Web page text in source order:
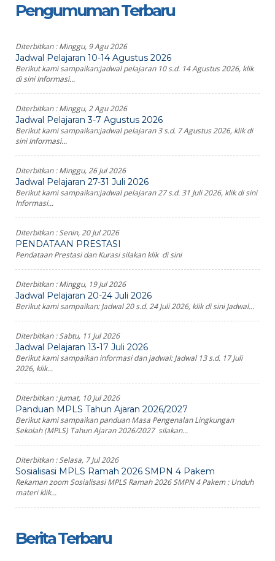
Pengumuman Terbaru
Diterbitkan :Minggu, 9 Agu 2026
Jadwal Pelajaran 10-14 Agustus 2026
Berikut kami sampaikan:jadwal pelajaran 10 s.d. 14 Agustus 2026, klik
di sini Informasi...
Diterbitkan :Minggu, 2 Agu 2026
Jadwal Pelajaran 3-7 Agustus 2026
Berikut kami sampaikan:jadwal pelajaran 3 s.d. 7 Agustus 2026, klik di
sini Informasi...
Diterbitkan :Minggu, 26 Jul 2026
Jadwal Pelajaran 27-31 Juli 2026
Berikut kami sampaikan:jadwal pelajaran 27 s.d. 31 Juli 2026, klik di sini
Informasi...
Diterbitkan :Senin, 20 Jul 2026
PENDATAAN PRESTASI
Pendataan Prestasi dan Kurasi silakan klik di sini
Diterbitkan :Minggu, 19 Jul 2026
Jadwal Pelajaran 20-24 Juli 2026
Berikut kami sampaikan: Jadwal 20 s.d. 24 Juli 2026, klik di sini Jadwal...
Diterbitkan :Sabtu, 11 Jul 2026
Jadwal Pelajaran 13-17 Juli 2026
Berikut kami sampaikan informasi dan jadwal: Jadwal 13 s.d. 17 Juli
2026, klik...
Diterbitkan :Jumat, 10 Jul 2026
Panduan MPLS Tahun Ajaran 2026/2027
Berikut kami sampaikan panduan Masa Pengenalan Lingkungan
Sekolah (MPLS) Tahun Ajaran 2026/2027 silakan...
Diterbitkan :Selasa, 7 Jul 2026
Sosialisasi MPLS Ramah 2026 SMPN 4 Pakem
Rekaman zoom Sosialisasi MPLS Ramah 2026 SMPN 4 Pakem : Unduh
materi klik...
Berita Terbaru